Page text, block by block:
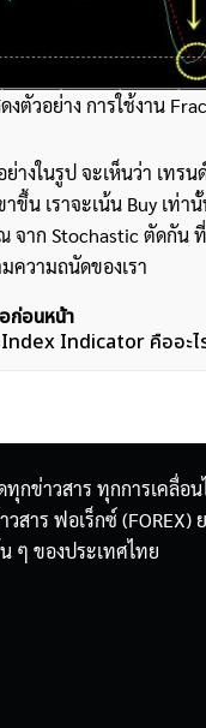
งตัวอย่าง การใช้งาน
างในรูป จะเห็นว่า เทรน
าขึ้น เราจะเน้น Buy เท่
าก Stochastic ตัดกัน ที่
ความถนัดของเรา
ว
ก่อนหน้า
Indicator คืออะไร
กข่าวสาร ทุกการเคลื่อน
สาร ฟอเร็กซ์ (FOREX)
ๆ ของประเทศไทย